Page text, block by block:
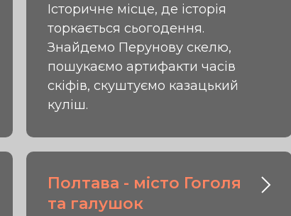
Історичне місце, де історія
торкається сьогодення.
Знайдемо Перунову скелю,
пошукаємо артифакти часів
скіфів, скуштуємо казацький
куліш.
Полтава - місто Гоголя
та галушок